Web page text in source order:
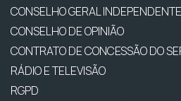
CONSELHO GERAL INDEPENDENTE
CONSELHO DE OPINIÃO
CONTRATO DE CONCESSÃO DO
RÁDIO E TELEVISÃO
RGPD